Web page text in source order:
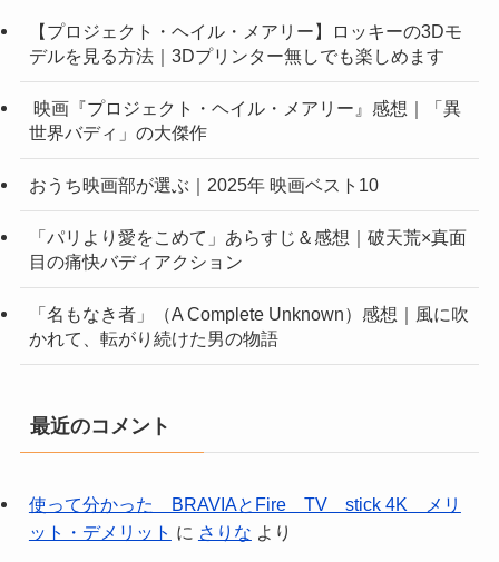
【プロジェクト・ヘイル・メアリー】ロッキーの3Dモ
デルを見る方法｜3Dプリンター無しでも楽しめます
映画『プロジェクト・ヘイル・メアリー』感想｜「異
世界バディ」の大傑作
おうち映画部が選ぶ｜2025年 映画ベスト10
「パリより愛をこめて」あらすじ＆感想｜破天荒×真面
目の痛快バディアクション
「名もなき者」（A Complete Unknown）感想｜風に吹
かれて、転がり続けた男の物語
最近のコメント
使って分かった BRAVIAとFire TV stick 4K メリ
ット・デメリット に さりな より